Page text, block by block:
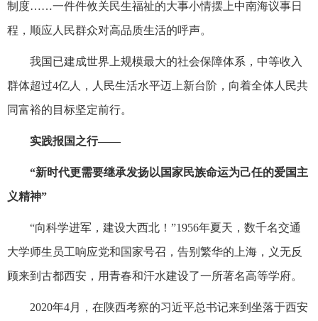
制度……一件件攸关民生福祉的大事小情摆上中南海议事日
程，顺应人民群众对高品质生活的呼声。
我国已建成世界上规模最大的社会保障体系，中等收入
群体超过4亿人，人民生活水平迈上新台阶，向着全体人民共
同富裕的目标坚定前行。
实践报国之行——
“新时代更需要继承发扬以国家民族命运为己任的爱国主
义精神”
“向科学进军，建设大西北！”1956年夏天，数千名交通
大学师生员工响应党和国家号召，告别繁华的上海，义无反
顾来到古都西安，用青春和汗水建设了一所著名高等学府。
2020年4月，在陕西考察的习近平总书记来到坐落于西安